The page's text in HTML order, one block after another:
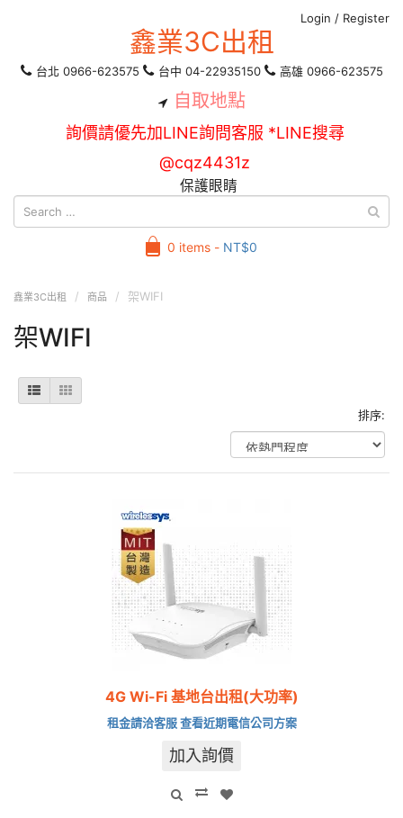
Login / Register
鑫業3C出租
台北 0966-623575 台中 04-22935150 高雄 0966-623575
自取地點
詢價請優先加LINE詢問客服 *LINE搜尋
@cqz4431z
保護眼睛
0 items - NT$0
鑫業3C出租 商品 架WIFI
架WIFI
排序:
4G Wi-Fi 基地台出租(大功率)
租金請洽客服 查看近期電信公司方案
加入詢價